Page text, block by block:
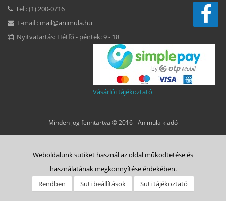
Tel : (1) 200-0716
E-mail : mail@animula.hu
Nyitvatartás: Hétfő - péntek: 9 - 18
Vásárlói tájékoztató
Minden jog fenntartva © 2016 -Animula kiadó
ÁSZF Adatkezelési tájékoztató Süti tájékoztató Szerzői jog
Rólunk Vásárlás menete Animulitas Bolt Kapcsolat
Belépés HELP
Weboldalunk sütiket használ az oldal működtetése és
használatának megkönnyítése érdekében.
Rendben
Süti beállítások Süti tájékoztató